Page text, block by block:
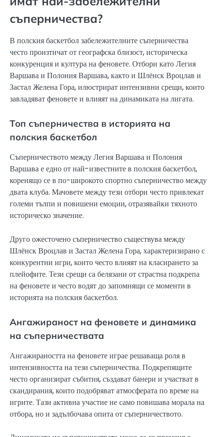
съперничества?
В полския баскетбол забележителните съперничества
често произтичат от географска близост, историческа
конкуренция и култура на феновете. Отбори като Легия
Варшава и Полония Варшава, както и Шлёнск Вроцлав и
Застал Желена Гора, илюстрират интензивни срещи, които
завладяват феновете и влияят на динамиката на лигата.
Топ съперничества в историята на
полския баскетбол
Съперничеството между Легия Варшава и Полония
Варшава е едно от най-известните в полския баскетбол,
коренящо се в по-широкото спортно съперничество между
двата клуба. Мачовете между тези отбори често привлекат
големи тълпи и повишени емоции, отразявайки тяхното
историческо значение.
Друго ожесточено съперничество съществува между
Шлёнск Вроцлав и Застал Желена Гора, характеризирано с
конкурентни игри, които често влияят на класирането за
плейофите. Тези срещи са белязани от страстна подкрепа
на феновете и често водят до запомнящи се моменти в
историята на полския баскетбол.
Ангажираност на феновете и динамика
на съперничествата
Ангажираността на феновете играе решаваща роля в
интензивността на тези съперничества. Подкрепящите
често организират събития, създават банери и участват в
скандирания, които подобряват атмосферата по време на
игрите. Тази активна участие не само повишава морала на
отбора, но и задълбочава опита от съперничеството.